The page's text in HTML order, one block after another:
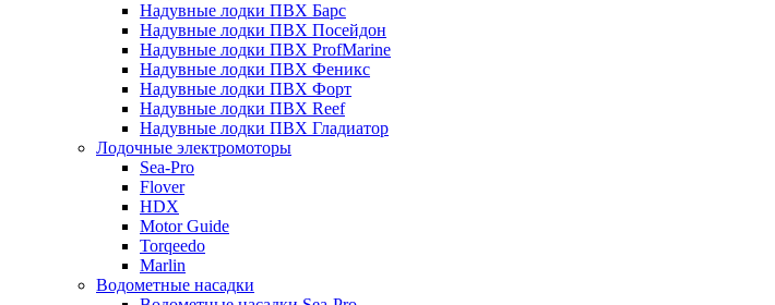
Надувные лодки ПВХ Барс
Надувные лодки ПВХ Посейдон
Надувные лодки ПВХ ProfMarine
Надувные лодки ПВХ Феникс
Надувные лодки ПВХ Форт
Надувные лодки ПВХ Reef
Надувные лодки ПВХ Гладиатор
Лодочные электромоторы
Sea-Pro
Flover
HDX
Motor Guide
Torqeedo
Marlin
Водометные насадки